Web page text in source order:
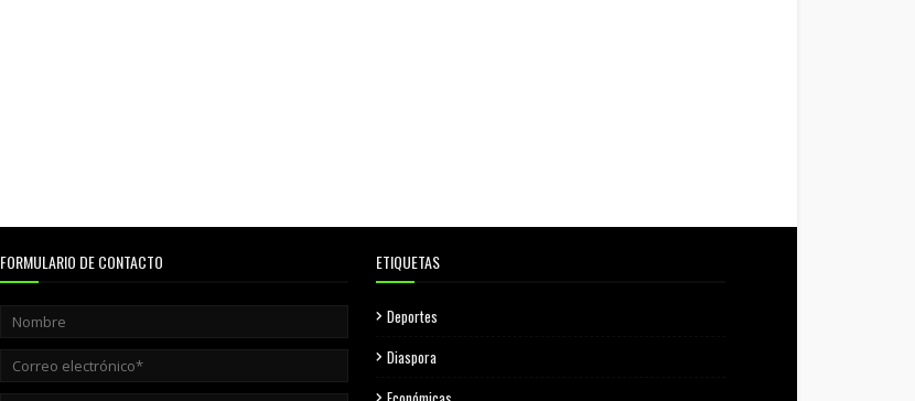
FORMULARIO DE CONTACTO ETIQUETAS
Deportes
Diaspora